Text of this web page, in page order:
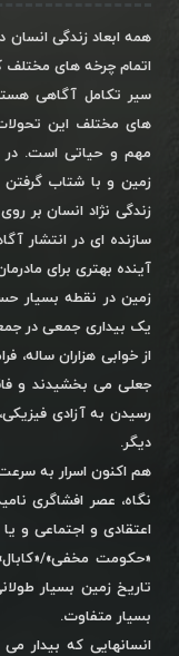
همه ابعاد زندگی انسان
اتمام چرخه های
سیر تکامل آگاهی
های مختلف این
مهم و حیاتی است. در
زمین و با شتاب
زندگی نژاد انسان بر
سازنده ای در انتشار
آینده بهتری برای
زمین در نقطه بسیار
یک بیداری جمعی در
از خوابی هزاران ساله،
جعلی می بخشیدند و
رسیدن به آزادی
دیگر.
هم اکنون اسرار به
نگاه، عصر افشاگری
اعتقادی و اجتماعی و
«حکومت مخفی»/
تاریخ زمین بسیار
بسیار متفاوت.
انسانهایی که بیدار